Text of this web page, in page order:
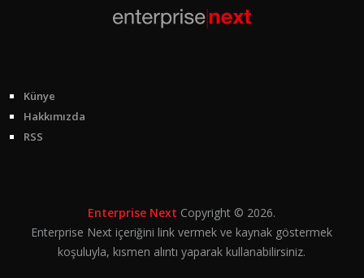
Künye
Hakkımızda
RSS
Enterprise Next Copyright © 2026.
Enterprise Next içeriğini link vermek ve kaynak göstermek
koşuluyla, kısmen alıntı yaparak kullanabilirsiniz.